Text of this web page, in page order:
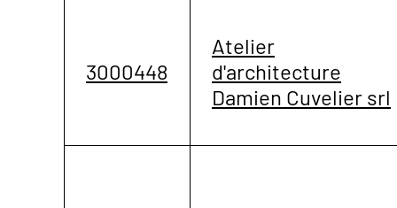
3000448
Atelier
d'architecture
Damien Cuvelier srl